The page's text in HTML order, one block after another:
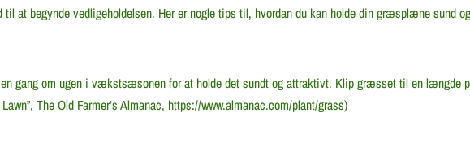
at begynde vedligeholdelsen. Her er nogle tips til, hvordan du kan holde din græsplæne sund
gang om ugen i vækstsæsonen for at holde det sundt og attraktivt. Klip græsset til en længde
The Old Farmer’s Almanac, https://www.almanac.com/plant/grass)